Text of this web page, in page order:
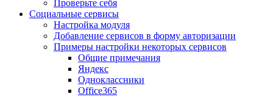
Проверьте себя
Социальные сервисы
Настройка модуля
Добавление сервисов в форму авторизации
Примеры настройки некоторых сервисов
Общие примечания
Яндекс
Одноклассники
Office365